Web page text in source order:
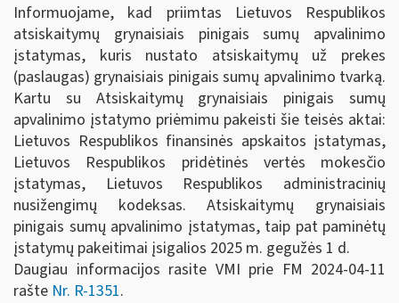
Informuojame, kad priimtas Lietuvos Respublikos
atsiskaitymų grynaisiais pinigais sumų apvalinimo
įstatymas, kuris nustato atsiskaitymų už prekes
(paslaugas) grynaisiais pinigais sumų apvalinimo tvarką.
Kartu su Atsiskaitymų grynaisiais pinigais sumų
apvalinimo įstatymo priėmimu pakeisti šie teisės aktai:
Lietuvos Respublikos finansinės apskaitos įstatymas,
Lietuvos Respublikos pridėtinės vertės mokesčio
įstatymas, Lietuvos Respublikos administracinių
nusižengimų kodeksas. Atsiskaitymų grynaisiais
pinigais sumų apvalinimo įstatymas, taip pat paminėtų
įstatymų pakeitimai įsigalios 2025 m. gegužės 1 d.
Daugiau informacijos rasite VMI prie FM 2024-04-11
rašte Nr. R-1351.